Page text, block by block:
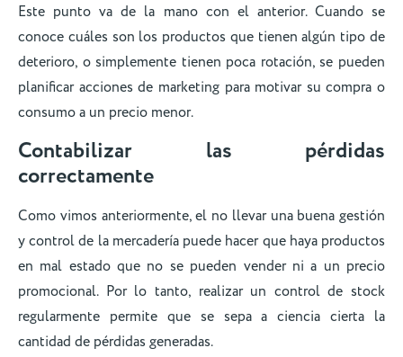
Este punto va de la mano con el anterior. Cuando se
conoce cuáles son los productos que tienen algún tipo de
deterioro, o simplemente tienen poca rotación, se pueden
planificar acciones de marketing para motivar su compra o
consumo a un precio menor.
Contabilizar las pérdidas
correctamente
Como vimos anteriormente, el no llevar una buena gestión
y control de la mercadería puede hacer que haya productos
en mal estado que no se pueden vender ni a un precio
promocional. Por lo tanto, realizar un control de stock
regularmente permite que se sepa a ciencia cierta la
cantidad de pérdidas generadas.